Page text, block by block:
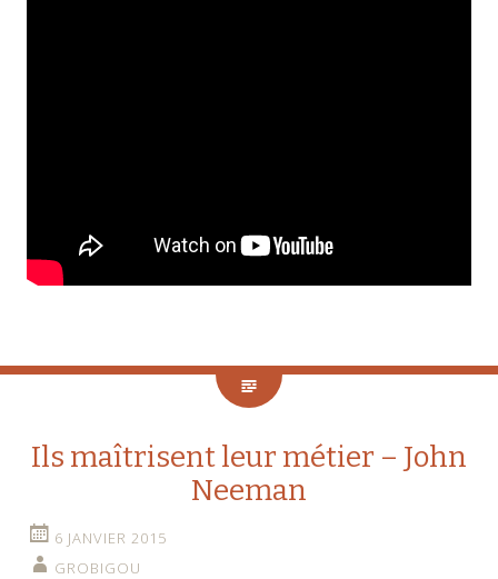
Ils maîtrisent leur métier – John
Neeman
6 JANVIER 2015
GROBIGOU